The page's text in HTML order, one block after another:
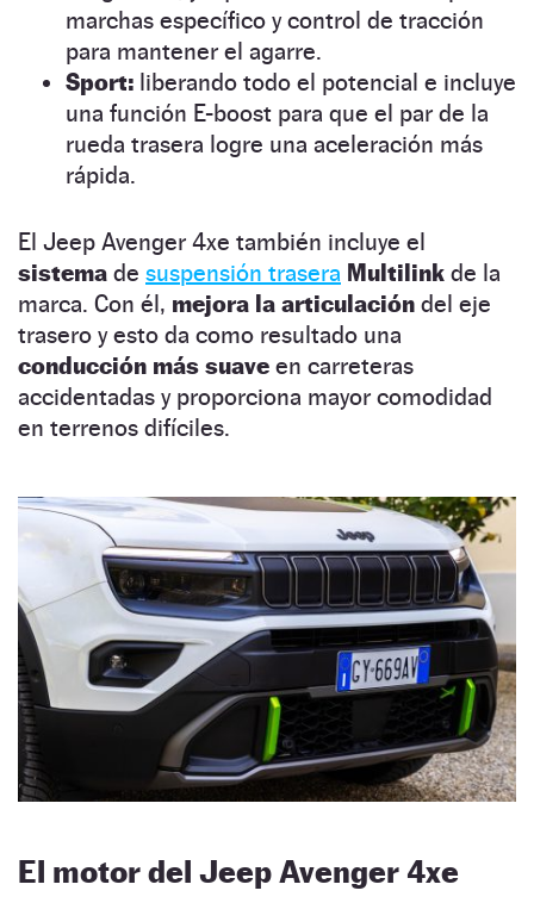
marchas específico y control de tracción
para mantener el agarre.
Sport: liberando todo el potencial e incluye
una función E-boost para que el par de la
rueda trasera logre una aceleración más
rápida.
El Jeep Avenger 4xe también incluye el
sistema de suspensión trasera Multilink de la
marca. Con él, mejora la articulación del eje
trasero y esto da como resultado una
conducción más suave en carreteras
accidentadas y proporciona mayor comodidad
en terrenos difíciles.
El motor del Jeep Avenger 4xe